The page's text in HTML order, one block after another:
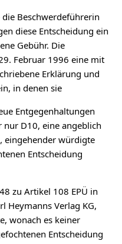
Beschwerdeführerin
diese Entscheidung ein
Gebühr. Die
Februar 1996 eine mit
Erklärung und
in denen sie
Entgegenhaltungen
nur D10, eine angeblich
eingehender würdigte
Entscheidung
zu Artikel 108 EPÜ in
Heymanns Verlag KG,
wonach es keiner
Entscheidung